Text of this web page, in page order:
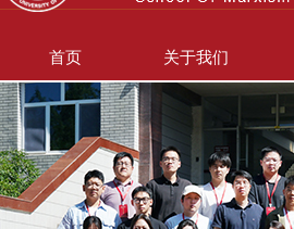
首页 关于我们